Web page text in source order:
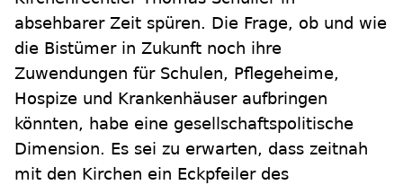
absehbarer Zeit spüren. Die Frage, ob und wie
die Bistümer in Zukunft noch ihre
Zuwendungen für Schulen, Pflegeheime,
Hospize und Krankenhäuser aufbringen
könnten, habe eine gesellschaftspolitische
Dimension. Es sei zu erwarten, dass zeitnah
mit den Kirchen ein Eckpfeiler des